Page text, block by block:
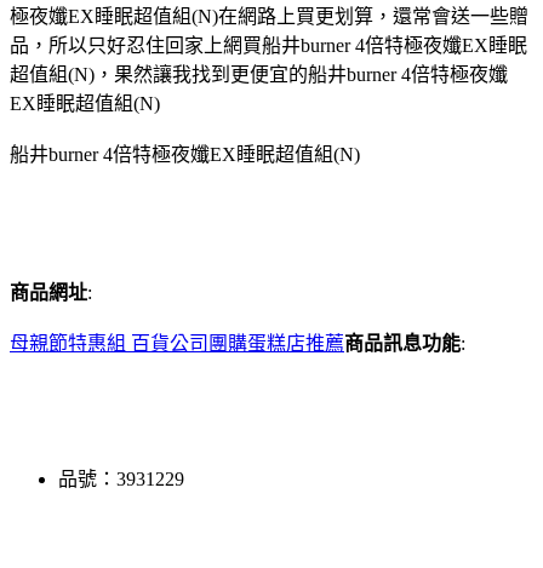
極夜孅EX睡眠超值組(N)在網路上買更划算，還常會送一些贈
品，所以只好忍住回家上網買船井burner 4倍特極夜孅EX睡眠
超值組(N)，果然讓我找到更便宜的船井burner 4倍特極夜孅
EX睡眠超值組(N)
船井burner 4倍特極夜孅EX睡眠超值組(N)
商品網址:
母親節特惠組 百貨公司 團購蛋糕店推薦商品訊息功能:
品號：3931229